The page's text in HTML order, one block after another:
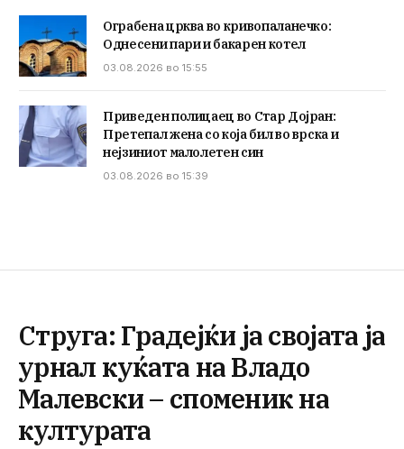
Ограбена црква во кривопаланечко:
Однесени пари и бакарен котел
03.08.2026 во 15:55
Приведен полицаец во Стар Дојран:
Претепал жена со која бил во врска и
нејзиниот малолетен син
03.08.2026 во 15:39
Струга: Градејќи ја својата ја
урнал куќата на Владо
Малевски – споменик на
културата